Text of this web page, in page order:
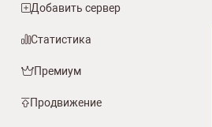
Добавить сервер
Статистика
Премиум
Продвижение